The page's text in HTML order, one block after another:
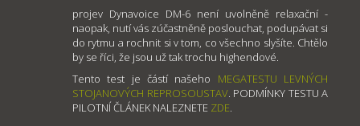
projev Dynavoice DM-6 není uvolněně relaxační -
naopak, nutí vás zúčastněně poslouchat, podupávat si
do rytmu a rochnit si v tom, co všechno slyšíte. Chtělo
by se říci, že jsou už tak trochu highendové.
Tento test je částí našeho MEGATESTU LEVNÝCH
STOJANOVÝCH REPROSOUSTAV. PODMÍNKY TESTU A
PILOTNÍ ČLÁNEK NALEZNETE ZDE.